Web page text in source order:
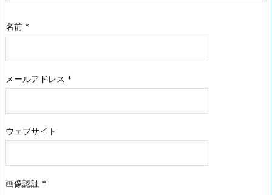
名前 *
メールアドレス *
ウェブサイト
画像認証 *